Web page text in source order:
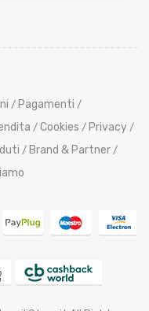
/ Pagamenti /
/ Cookies / Privacy /
/ Brand & Partner /